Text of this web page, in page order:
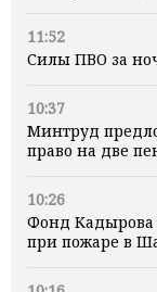
11:52
Силы ПВО за
10:37
Минтруд
право на две
10:26
Фонд Кадырова
при пожаре в